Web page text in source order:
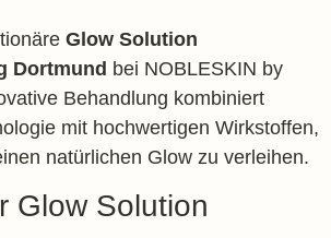
Glow Solution
Dortmund bei NOBLESKIN by
Behandlung kombiniert
mit hochwertigen Wirkstoffen,
natürlichen Glow zu verleihen.
Glow Solution